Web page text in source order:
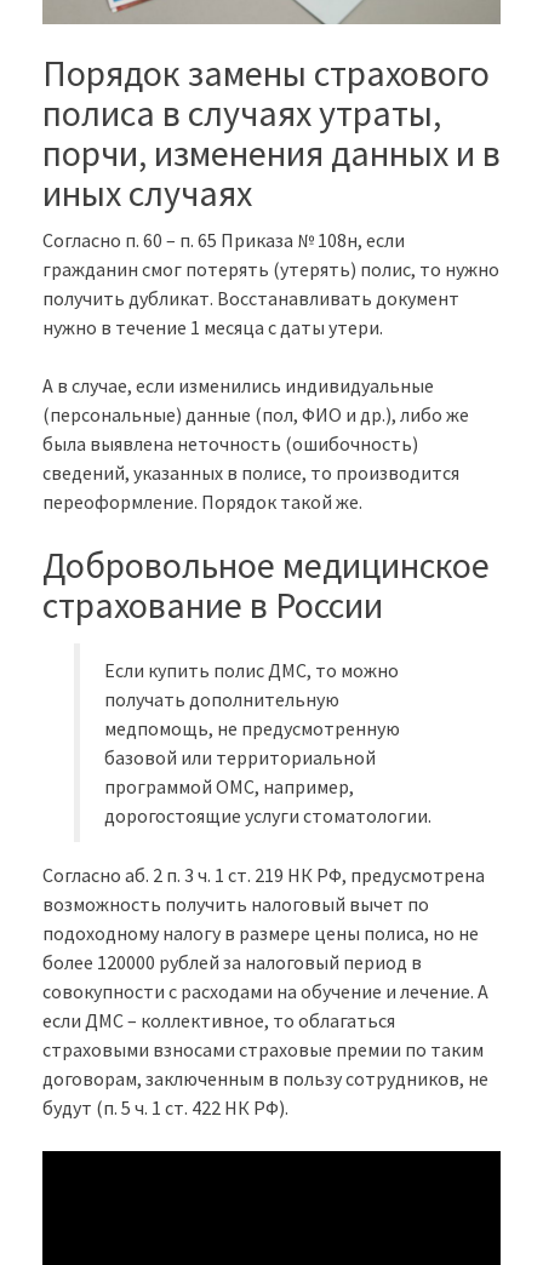
Порядок замены страхового
полиса в случаях утраты,
порчи, изменения данных и в
иных случаях
Согласно п. 60 – п. 65 Приказа № 108н, если
гражданин смог потерять (утерять) полис, то нужно
получить дубликат. Восстанавливать документ
нужно в течение 1 месяца с даты утери.
А в случае, если изменились индивидуальные
(персональные) данные (пол, ФИО и др.), либо же
была выявлена неточность (ошибочность)
сведений, указанных в полисе, то производится
переоформление. Порядок такой же.
Добровольное медицинское
страхование в России
Если купить полис ДМС, то можно
получать дополнительную
медпомощь, не предусмотренную
базовой или территориальной
программой ОМС, например,
дорогостоящие услуги стоматологии.
Согласно аб. 2 п. 3 ч. 1 ст. 219 НК РФ, предусмотрена
возможность получить налоговый вычет по
подоходному налогу в размере цены полиса, но не
более 120000 рублей за налоговый период в
совокупности с расходами на обучение и лечение. А
если ДМС – коллективное, то облагаться
страховыми взносами страховые премии по таким
договорам, заключенным в пользу сотрудников, не
будут (п. 5 ч. 1 ст. 422 НК РФ).